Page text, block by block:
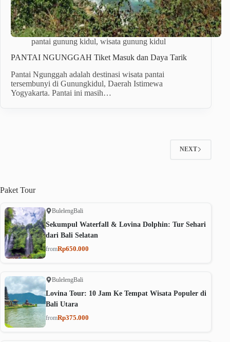
pantai gunung kidul, wisata gunung kidul
PANTAI NGUNGGAH Tiket Masuk dan Daya Tarik
Pantai Ngunggah adalah destinasi wisata pantai
tersembunyi di Gunungkidul, Daerah Istimewa
Yogyakarta. Pantai ini masih…
NEXT
Paket Tour
BulelengBali
Sekumpul Waterfall & Lovina Dolphin: Tur Sehari
dari Bali Selatan
fromRp650.000
BulelengBali
Lovina Tour: 10 Jam Ke Tempat Wisata Populer di
Bali Utara
fromRp375.000